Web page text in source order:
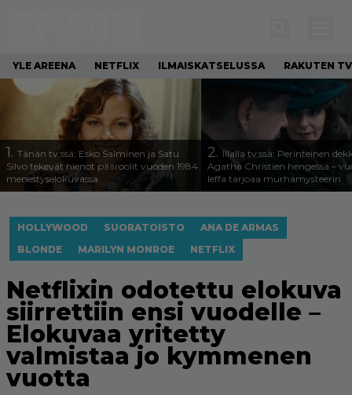
YLE AREENA NETFLIX ILMAISKATSELUSSA RAKUTEN TV
1. Tänän tv:ssä: Esko Salminen ja Satu
Silvo tekevät hienot pääroolit vuoden 1984
menestyselokuvassa
2. Illalla tv:ssä: Perinteinen
Agatha Christien hengessä –
leffa tarjoaa murhamysteerin
HOLLYWOOD SUORATOISTO
ANA DE ARMAS
BLONDE
MARILYN MONROE NETFLIX
Netflixin odotettu elokuva
siirrettiin ensi vuodelle –
Elokuvaa yritetty
valmistaa jo kymmenen
vuotta